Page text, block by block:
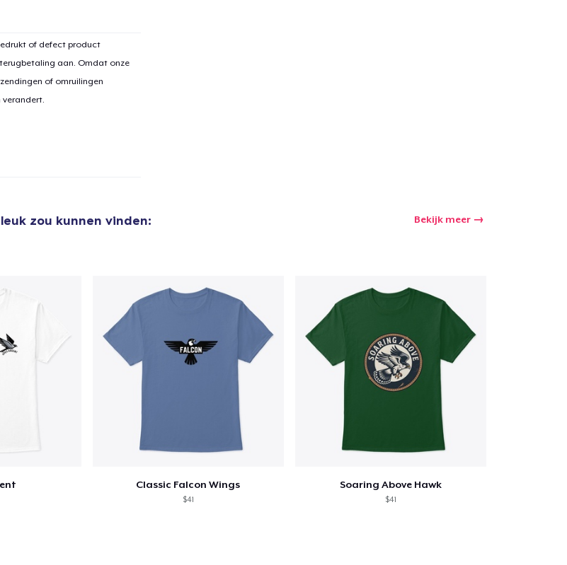
of defect product
aan. Omdat onze
of omruilingen
verandert.
zou kunnen vinden: Bekijk meer
Classic Falcon Wings
$41
Soaring Above Hawk
$41
toegevoegd